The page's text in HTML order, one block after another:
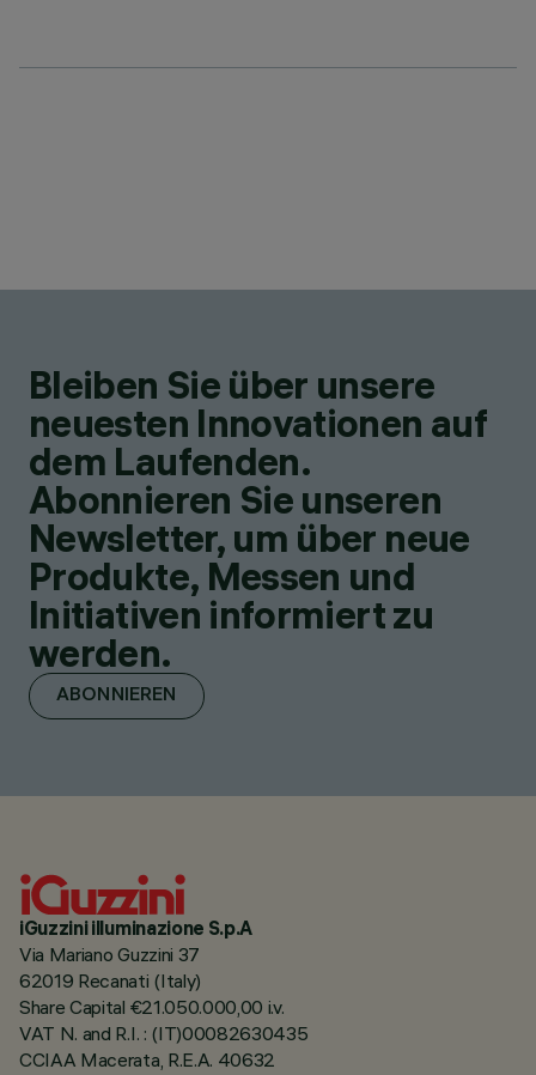
Bleiben Sie über unsere
neuesten Innovationen auf
dem Laufenden.
Abonnieren Sie unseren
Newsletter, um über neue
Produkte, Messen und
Initiativen informiert zu
werden.
ABONNIEREN
iGuzzini illuminazione S.p.A
Via Mariano Guzzini 37
62019 Recanati (Italy)
Share Capital €21.050.000,00 i.v.
VAT N. and R.I. : (IT)00082630435
CCIAA Macerata, R.E.A. 40632